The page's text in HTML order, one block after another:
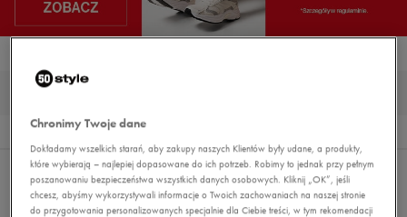
0
Wyników
Sortuj:
REKOMENDOWANE
FILTRUJ
Pokaż
60
Chronimy Twoje dane
Dokładamy wszelkich starań, aby zakupy naszych Klientów były udane, a produkty,
które wybierają – najlepiej dopasowane do ich potrzeb. Robimy to jednak przy pełnym
poszanowaniu bezpieczeństwa wszystkich danych osobowych. Kliknij „OK”, jeśli
chcesz, abyśmy wykorzystywali informacje o Twoich zachowaniach na naszej stronie
do przygotowania personalizowanych specjalnie dla Ciebie treści, w tym rekomendacji